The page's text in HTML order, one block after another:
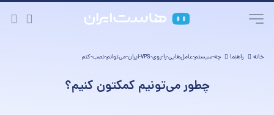
خانه راهنما چه-سیستم-عامل‌هایی-را-روی-VPS-ایران-می‌توانم-نصب-کنم
چطور می‌تونیم کمکتون کنیم؟